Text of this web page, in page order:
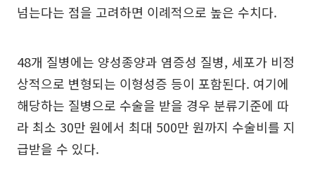
넘는다는 점을 고려하면 이례적으로 높은 수치다.
48개 질병에는 양성종양과 염증성 질병, 세포가 비정
상적으로 변형되는 이형성증 등이 포함된다. 여기에
해당하는 질병으로 수술을 받을 경우 분류기준에 따
라 최소 30만 원에서 최대 500만 원까지 수술비를 지
급받을 수 있다.